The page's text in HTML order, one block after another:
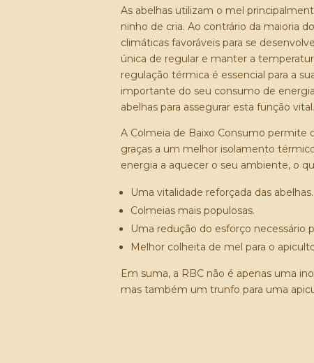
As abelhas utilizam o mel
ninho de cria. Ao contrário da maioria
climáticas favoráveis para se
única de regular e manter a
regulação térmica é essencial para a
importante do seu consumo de
abelhas para assegurar esta função vital.
A Colmeia de Baixo Consumo permite
graças a um melhor isolamento
energia a aquecer o seu ambiente, o
Uma vitalidade reforçada das abelhas.
Colmeias mais populosas.
Uma redução do esforço necessário
Melhor colheita de mel para o
Em suma, a RBC não é apenas uma
mas também um trunfo para uma